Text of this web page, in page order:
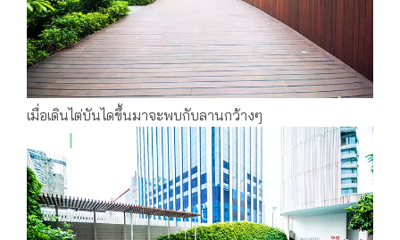
เมื่อเดินไต่บันไดขึ้นมาจะพบกับลานกว้างๆ